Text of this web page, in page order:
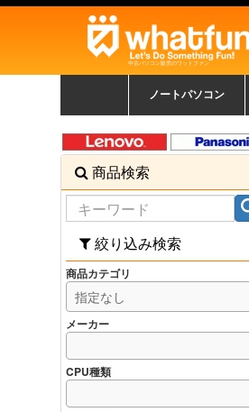
中古パソコン販売のワットファン
ノートパソコン
覧
パソコン
商品検索
絞り込み検索
商品カテゴリ
メーカー
CPU種類